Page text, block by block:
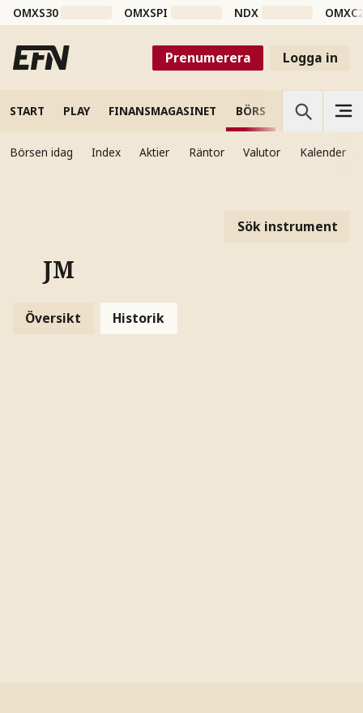
OMXS30 OMXSPI NDX
Prenumerera Logga in
START PLAY FINANSMAGASINET BÖRS VETENSKAP
Börsen idag Index Aktier Räntor Valutor Kalender
Sök instrument
JM
Översikt Historik